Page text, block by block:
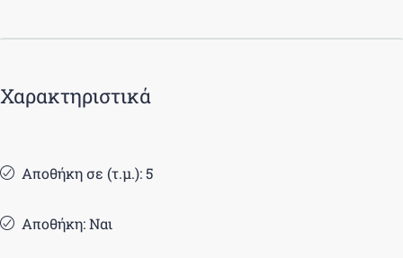
Χαρακτηριστικά
Αποθήκη σε (τ.μ.): 5
Αποθήκη: Ναι